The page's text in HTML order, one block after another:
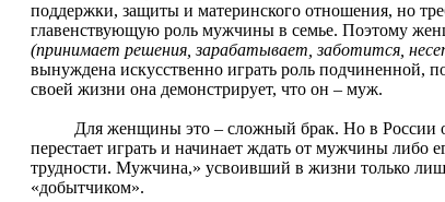
поддержки, защиты и материнского отношения, но
главенствующую роль мужчины в семье. Поэтому
(принимает решения, зарабатывает, заботится,
вынуждена искусственно играть роль подчиненной,
своей жизни она демонстрирует, что он – муж.
Для женщины это – сложный брак. Но в России
перестает играть и начинает ждать от мужчины либо
трудности. Мужчина,» усвоивший в жизни только
«добытчиком».